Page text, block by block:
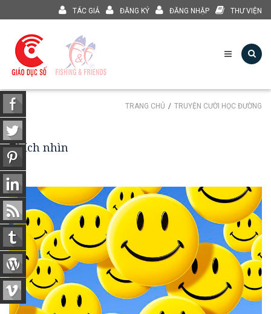
TÁC GIẢ ĐĂNG KÝ ĐĂNG NHẬP THƯ VIỆN
TRANG CHỦ TRUYỆN CƯỜI HỌC ĐƯỜNG
Thích nhìn